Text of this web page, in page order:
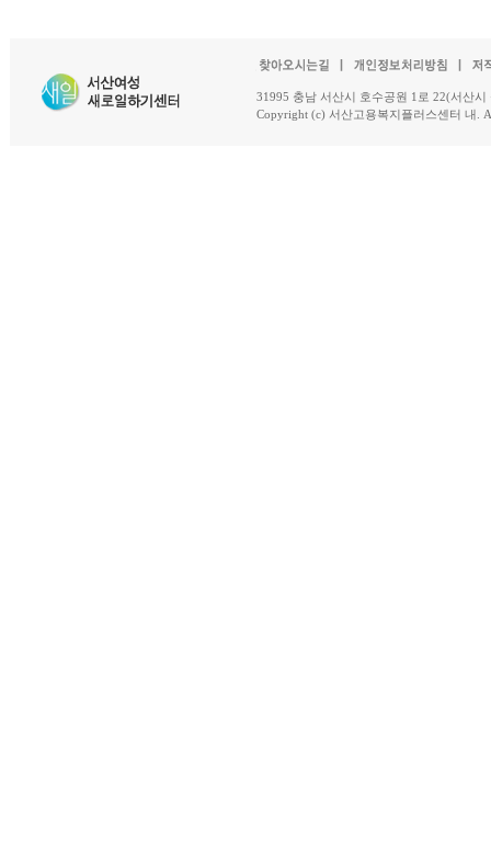
31995 충남 서산시 호수공원 1로 22(서산
Copyright (c) 서산고용복지플러스센터 내.